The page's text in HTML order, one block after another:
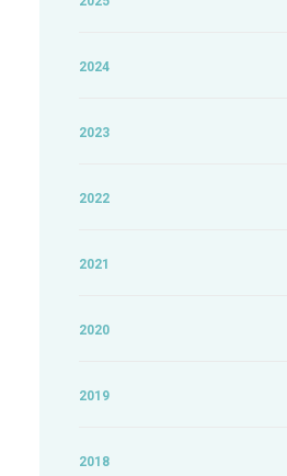
2024
2023
2022
2021
2020
2019
2018